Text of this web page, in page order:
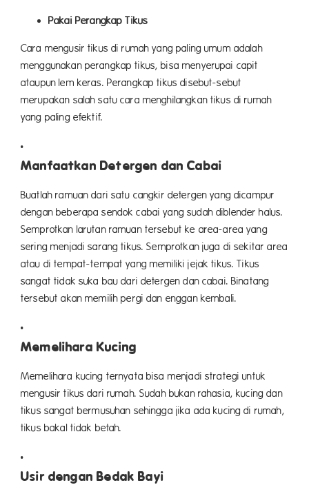
Pakai Perangkap Tikus
Cara mengusir tikus di rumah yang paling umum adalah
menggunakan perangkap tikus, bisa menyerupai capit
ataupun lem keras. Perangkap tikus disebut-sebut
merupakan salah satu cara menghilangkan tikus di rumah
yang paling efektif.
Manfaatkan Detergen dan Cabai
Buatlah ramuan dari satu cangkir detergen yang dicampur
dengan beberapa sendok cabai yang sudah diblender halus.
Semprotkan larutan ramuan tersebut ke area-area yang
sering menjadi sarang tikus. Semprotkan juga di sekitar area
atau di tempat-tempat yang memiliki jejak tikus. Tikus
sangat tidak suka bau dari detergen dan cabai. Binatang
tersebut akan memilih pergi dan enggan kembali.
Memelihara Kucing
Memelihara kucing ternyata bisa menjadi strategi untuk
mengusir tikus dari rumah. Sudah bukan rahasia, kucing dan
tikus sangat bermusuhan sehingga jika ada kucing di rumah,
tikus bakal tidak betah.
Usir dengan Bedak Bayi